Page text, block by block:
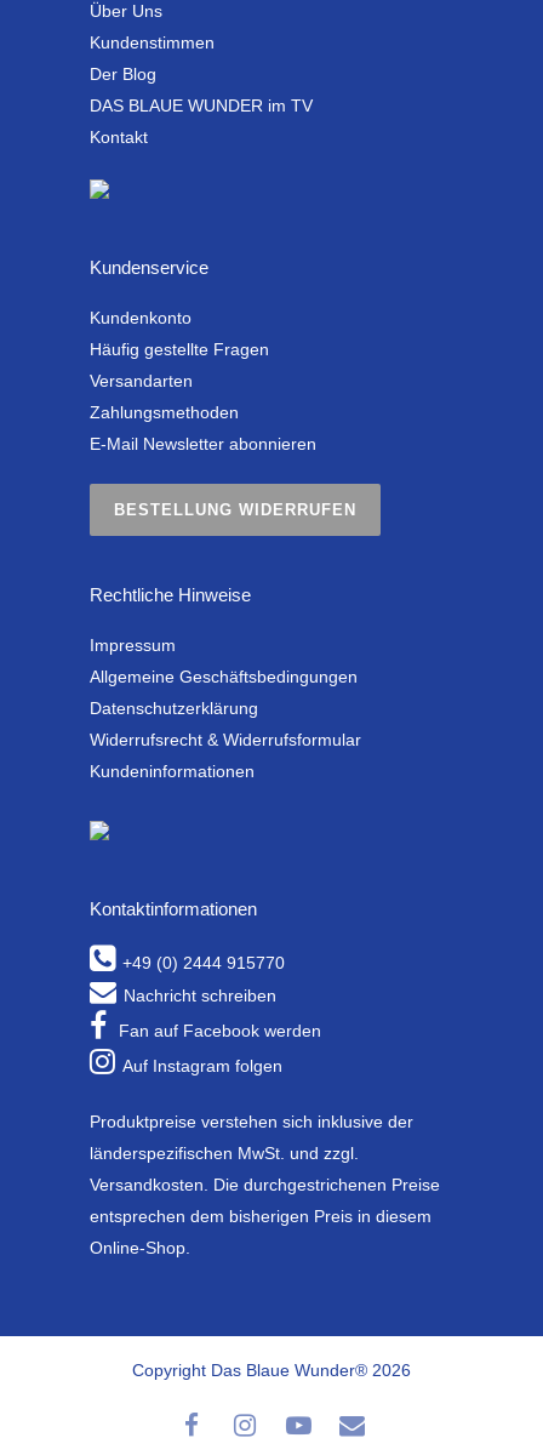
Über Uns
Kundenstimmen
Der Blog
DAS BLAUE WUNDER im TV
Kontakt
Kundenservice
Kundenkonto
Häufig gestellte Fragen
Versandarten
Zahlungsmethoden
E-Mail Newsletter abonnieren
BESTELLUNG WIDERRUFEN
Rechtliche Hinweise
Impressum
Allgemeine Geschäftsbedingungen
Datenschutzerklärung
Widerrufsrecht & Widerrufsformular
Kundeninformationen
Kontaktinformationen
+49 (0) 2444 915770
Nachricht schreiben
Fan auf Facebook werden
Auf Instagram folgen
Produktpreise verstehen sich inklusive der
länderspezifischen MwSt. und zzgl.
Versandkosten. Die durchgestrichenen Preise
entsprechen dem bisherigen Preis in diesem
Online-Shop.
Copyright Das Blaue Wunder® 2026